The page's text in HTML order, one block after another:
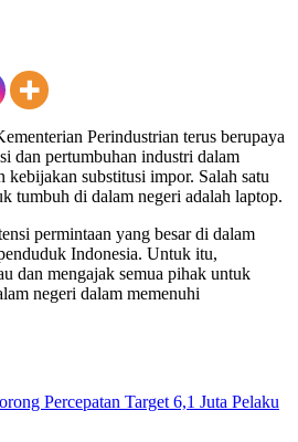
Perindustrian terus berupaya
dan pertumbuhan industri dalam
kebijakan substitusi impor. Salah satu
tumbuh di dalam negeri adalah laptop.
permintaan yang besar di dalam
Indonesia. Untuk itu,
dan mengajak semua pihak untuk
negeri dalam memenuhi
Percepatan Target 6,1 Juta Pelaku